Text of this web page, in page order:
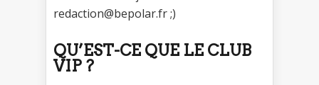
redaction@bepolar.fr ;)
QU’EST-CE QUE LE CLUB
VIP ?